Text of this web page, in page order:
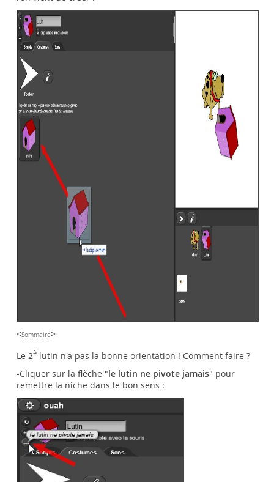
<Sommaire>
Le 2è lutin n'a pas la bonne orientation ! Comment faire ?
-Cliquer sur la flèche "le lutin ne pivote jamais" pour
remettre la niche dans le bon sens :